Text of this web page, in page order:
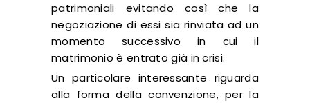
patrimoniali evitando così che la
negoziazione di essi sia rinviata ad un
momento successivo in cui il
matrimonio è entrato già in crisi.
Un particolare interessante riguarda
alla forma della convenzione, per la